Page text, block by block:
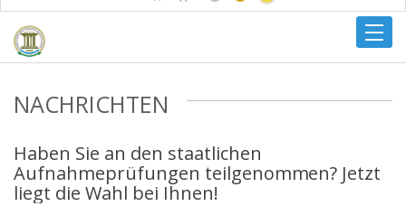
NACHRICHTEN
Haben Sie an den staatlichen
Aufnahmeprüfungen teilgenommen? Jetzt
liegt die Wahl bei Ihnen!